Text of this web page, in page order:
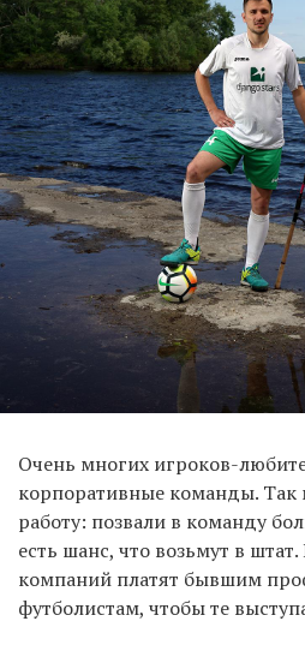
Очень многих игроков-
корпоративные команды. Так
работу: позвали в команду
есть шанс, что возьмут в
компаний платят бывшим
футболистам, чтобы те